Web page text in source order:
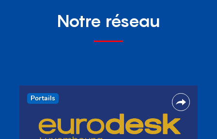
Notre réseau
Portails